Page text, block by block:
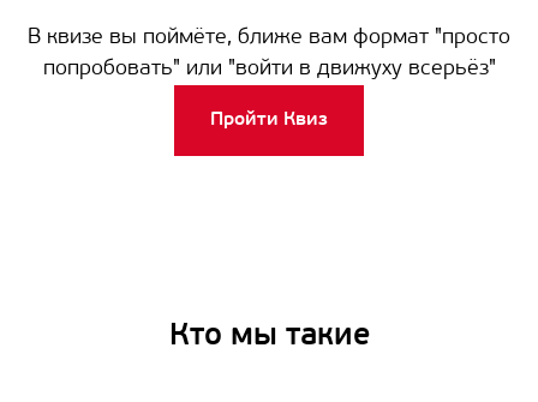
В квизе вы поймёте, ближе вам формат "просто
попробовать" или "войти в движуху всерьёз"
Пройти Квиз
Кто мы такие